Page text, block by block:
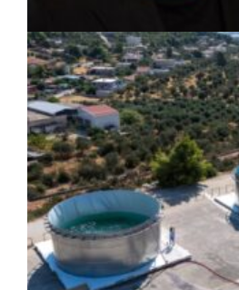
ΡΕΠΟΡΤΑΖ | 07/08/2026 · 17:27
Ο Δούκας για έργα,
μάχη των επόμενων
μου να κατέβει ο